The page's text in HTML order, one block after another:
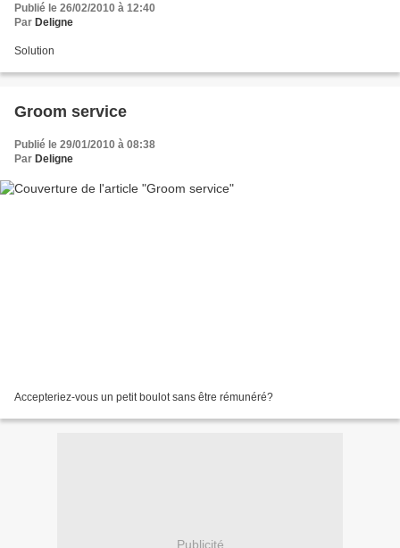
Publié le 26/02/2010 à 12:40
Par Deligne
Solution
Groom service
Publié le 29/01/2010 à 08:38
Par Deligne
Accepteriez-vous un petit boulot sans être rémunéré?
Publicité